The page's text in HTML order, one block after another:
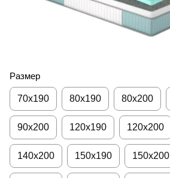
Размер
70x190 80х190 80х200
90х200 120х190 120х200
140х200 150х190 150х200